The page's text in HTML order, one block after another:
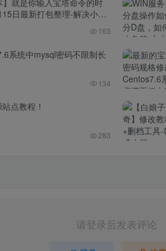
日最新打包整理-解决小厂
163
系统中mysql密码不限制长
134
点教程！
283
请登录后发表评论